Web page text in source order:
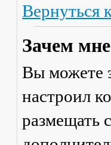
Вернуться
Зачем
Вы можете
настроил
размещать